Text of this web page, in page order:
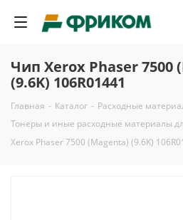
Чип Xerox Phaser 7500
(9.6K) 106R01441
Главная - Каталог - Расходные
Тонеры и иные расходные материалы
Xerox Phaser 7500 (Magenta) (9.6K)